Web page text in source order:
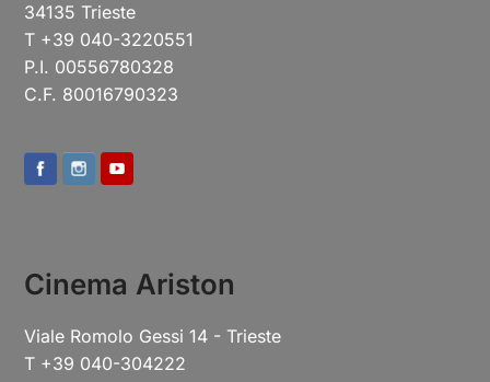
34135 Trieste
T +39 040-3220551
P.I. 00556780328
C.F. 80016790323
Cinema Ariston
Viale Romolo Gessi 14 - Trieste
T +39 040-304222